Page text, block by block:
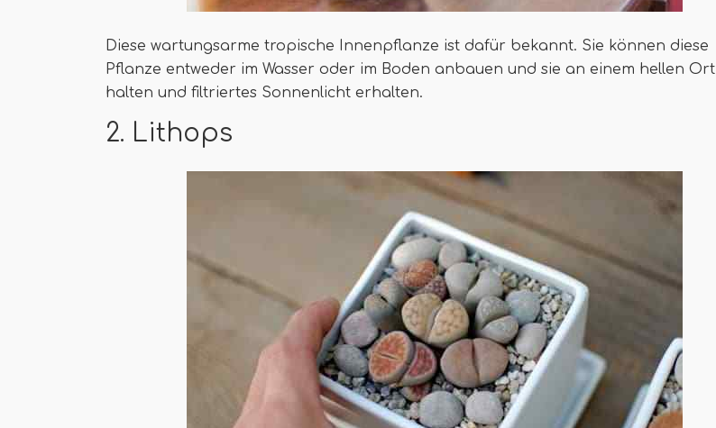
Diese wartungsarme tropische Innenpflanze ist dafür bekannt. Sie können diese
Pflanze entweder im Wasser oder im Boden anbauen und sie an einem hellen Ort
halten und filtriertes Sonnenlicht erhalten.
2. Lithops